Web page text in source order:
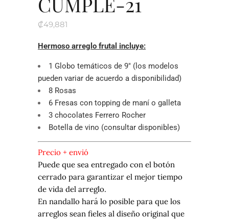
₡49,881
Hermoso arreglo frutal incluye:
1 Globo temáticos de 9″ (los modelos
pueden variar de acuerdo a disponibilidad)
8 Rosas
6 Fresas con topping de maní o galleta
3 chocolates Ferrero Rocher
Botella de vino (consultar disponibles)
Precio + envió
Puede que sea entregado con el botón
cerrado para garantizar el mejor tiempo
de vida del arreglo.
En nandallo hará lo posible para que los
arreglos sean fieles al diseño original que